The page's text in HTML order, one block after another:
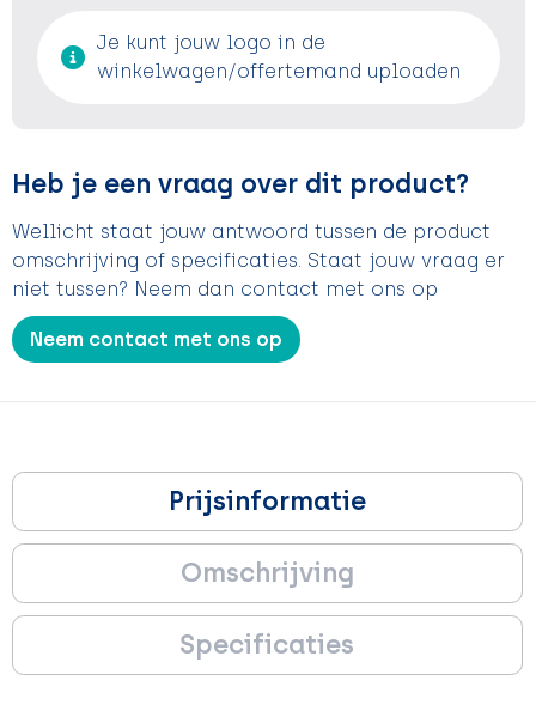
Je kunt jouw logo in de
winkelwagen/offertemand uploaden
Heb je een vraag over dit product?
Wellicht staat jouw antwoord tussen de product
omschrijving of specificaties. Staat jouw vraag er
niet tussen? Neem dan contact met ons op
Neem contact met ons op
Prijsinformatie
Omschrijving
Specificaties